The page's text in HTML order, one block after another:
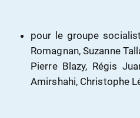
pour le groupe
Romagnan, Suzanne
Pierre Blazy, Régis
Amirshahi, Christophe